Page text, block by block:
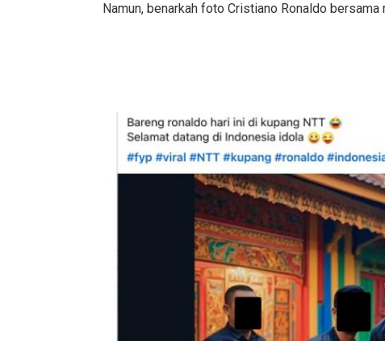
Namun, benarkah foto Cristiano Ronaldo